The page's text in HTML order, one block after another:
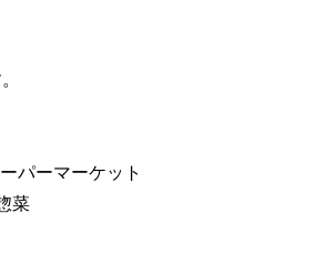
パーマーケット
菜